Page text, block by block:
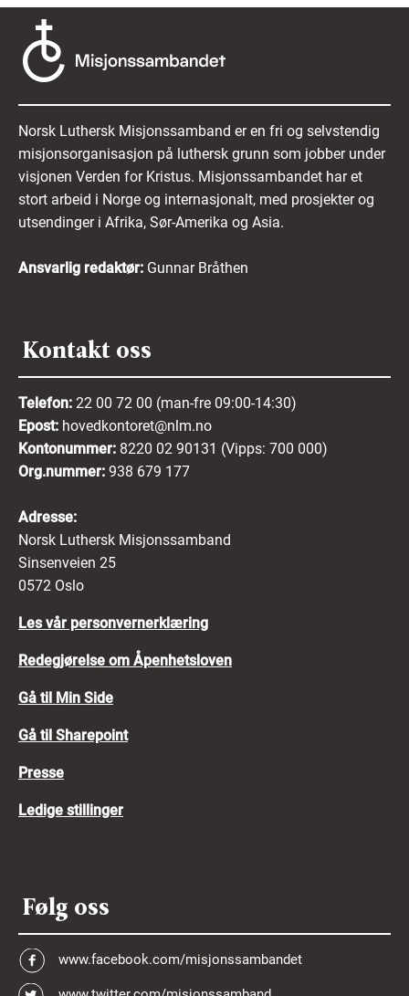
Norsk Luthersk Misjonssamband er en fri og selvstendig
misjonsorganisasjon på luthersk grunn som jobber under
visjonen Verden for Kristus. Misjonssambandet har et
stort arbeid i Norge og internasjonalt, med prosjekter og
utsendinger i Afrika, Sør-Amerika og Asia.
Ansvarlig redaktør: Gunnar Bråthen
Kontakt oss
Telefon: 22 00 72 00 (man-fre 09:00-14:30)
Epost: hovedkontoret@nlm.no
Kontonummer: 8220 02 90131 (Vipps: 700 000)
Org.nummer: 938 679 177
Adresse:
Norsk Luthersk Misjonssamband
Sinsenveien 25
0572 Oslo
Les vår personvernerklæring
Redegjørelse om Åpenhetsloven
Gå til Min Side
Gå til Sharepoint
Presse
Ledige stillinger
Følg oss
www.facebook.com/misjonssambandet